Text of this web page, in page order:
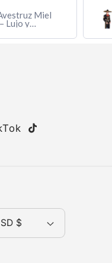
Miel
Lujo y
United States | USD $